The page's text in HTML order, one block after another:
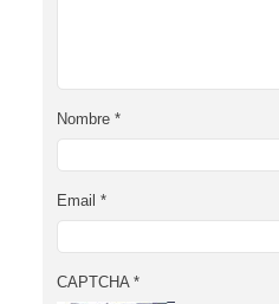
Nombre *
Email *
CAPTCHA *